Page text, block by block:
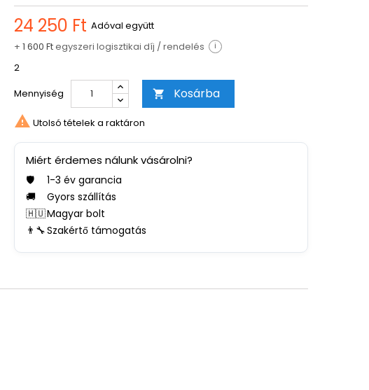
24 250 Ft Adóval együtt
+ 1 600 Ftegyszeri logisztikai díj / rendelés i
2
Mennyiség
 Kosárba
 Utolsó tételek a raktáron
Miért érdemes nálunk vásárolni?
🛡️
1-3 év garancia
🚚
Gyors szállítás
🇭🇺Magyar bolt
👨‍🔧Szakértő támogatás